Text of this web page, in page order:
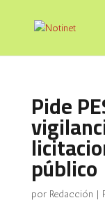
Pide
público
por Redacción |